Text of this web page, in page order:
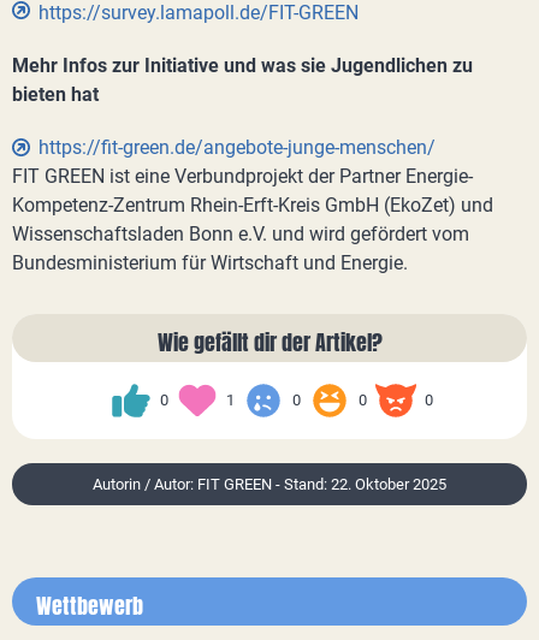
https://survey.lamapoll.de/FIT-GREEN
Mehr Infos zur Initiative und was sie Jugendlichen zu
bieten hat
https://fit-green.de/angebote-junge-menschen/
FIT GREEN ist eine Verbundprojekt der Partner Energie-
Kompetenz-Zentrum Rhein-Erft-Kreis GmbH (EkoZet) und
Wissenschaftsladen Bonn e.V. und wird gefördert vom
Bundesministerium für Wirtschaft und Energie.
Wie gefällt dir der Artikel?
0 1 0 0 0
Autorin / Autor: FIT GREEN - Stand: 22. Oktober 2025
Wettbewerb